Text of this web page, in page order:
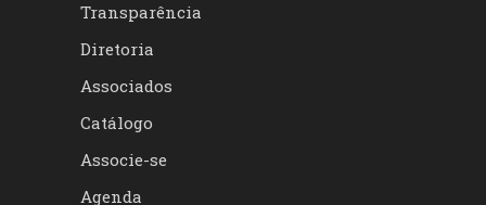
Transparência
Diretoria
Associados
Catálogo
Associe-se
Agenda